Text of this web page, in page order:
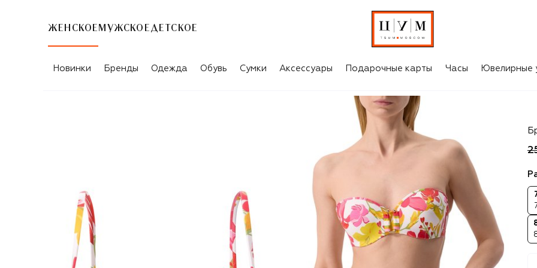
ЖЕНСКОЕ МУЖСКОЕ ДЕТСКОЕ
Новинки Бренды Одежда Обувь Сумки Аксессуары Подарочные карты Часы Ювелирные